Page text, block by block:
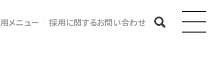
メニュー 採用に関するお問い合わせ